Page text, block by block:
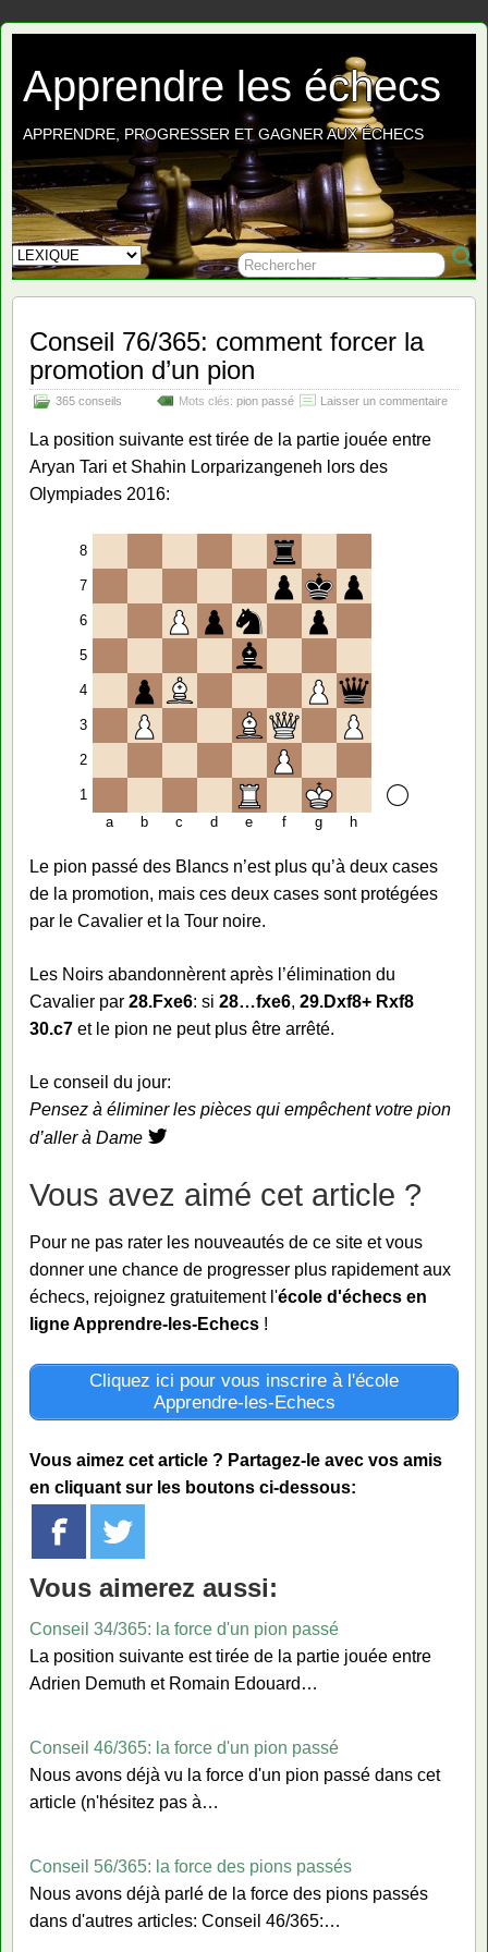
Apprendre les échecs
APPRENDRE, PROGRESSER ET GAGNER AUX ÉCHECS
Conseil 76/365: comment forcer la
promotion d’un pion
365 conseils Laisser un commentaire
Mots clés: pion passé
La position suivante est tirée de la partie jouée entre
Aryan Tari et Shahin Lorparizangeneh lors des
Olympiades 2016:
8
7
6
5
4
3
2
1
a
b c d e f g h
Le pion passé des Blancs n’est plus qu’à deux cases
de la promotion, mais ces deux cases sont protégées
par le Cavalier et la Tour noire.
Les Noirs abandonnèrent après l’élimination du
Cavalier par 28.Fxe6: si 28…fxe6, 29.Dxf8+ Rxf8
30.c7 et le pion ne peut plus être arrêté.
Le conseil du jour:
Pensez à éliminer les pièces qui empêchent votre pion
d’aller à Dame
Vous avez aimé cet article ?
Pour ne pas rater les nouveautés de ce site et vous
donner une chance de progresser plus rapidement aux
échecs, rejoignez gratuitement l'école d'échecs en
ligne Apprendre-les-Echecs !
Cliquez ici pour vous inscrire à l'école
Apprendre-les-Echecs
Vous aimez cet article ? Partagez-le avec vos amis
en cliquant sur les boutons ci-dessous:
Vous aimerez aussi:
Conseil 34/365: la force d'un pion passé
La position suivante est tirée de la partie jouée entre
Adrien Demuth et Romain Edouard…
Conseil 46/365: la force d'un pion passé
Nous avons déjà vu la force d'un pion passé dans cet
article (n'hésitez pas à…
Conseil 56/365: la force des pions passés
Nous avons déjà parlé de la force des pions passés
dans d'autres articles: Conseil 46/365:…